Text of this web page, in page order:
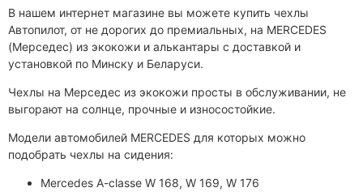
В нашем интернет магазине вы можете купить чехлы
Автопилот, от не дорогих до премиальных, на MERCEDES
(Мерседес) из экокожи и алькантары с доставкой и
установкой по Минску и Беларуси.
Чехлы на Мерседес из экокожи просты в обслуживании, не
выгорают на солнце, прочные и износостойкие.
Модели автомобилей MERCEDES для которых можно
подобрать чехлы на сидения:
Mercedes A-classe W 168, W 169, W 176